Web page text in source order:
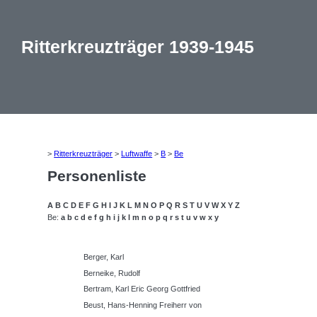
Ritterkreuzträger 1939-1945
>Ritterkreuzträger >Luftwaffe >B >Be
Personenliste
A B C D E F G H I J K L M N O P Q R S T U V W X Y Z
Be:a b c d e f g h i j k l m n o p q r s t u v w x y
Berger, Karl
Berneike, Rudolf
Bertram, Karl Eric Georg Gottfried
Beust, Hans-Henning Freiherr von